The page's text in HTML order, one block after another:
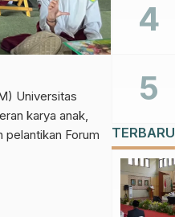
Universitas
karya anak,
pelantikan Forum
TERBARU